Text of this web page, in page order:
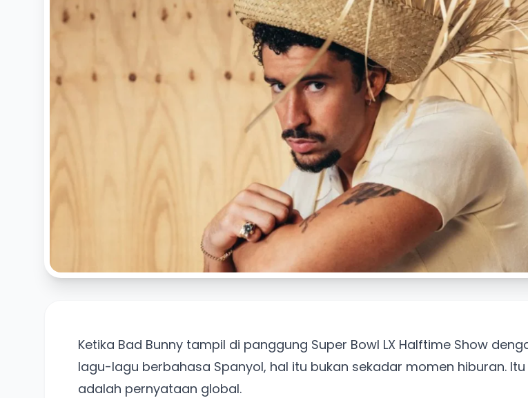
Ketika Bad Bunny tampil di panggung Super Bowl LX Halftime Show
lagu-lagu berbahasa Spanyol, hal itu bukan sekadar momen hiburan. Itu
adalah pernyataan global.